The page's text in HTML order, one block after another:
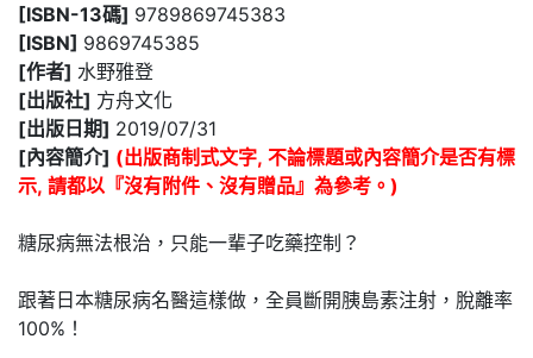
[ISBN-13碼] 9789869745383
[ISBN] 9869745385
[作者] 水野雅登
[出版社] 方舟文化
[出版日期] 2019/07/31
[內容簡介] (出版商制式文字, 不論標題或內容簡介是否有標
示, 請都以『沒有附件、沒有贈品』為參考。)
糖尿病無法根治，只能一輩子吃藥控制？
跟著日本糖尿病名醫這樣做，全員斷開胰島素注射，脫離率
100%！